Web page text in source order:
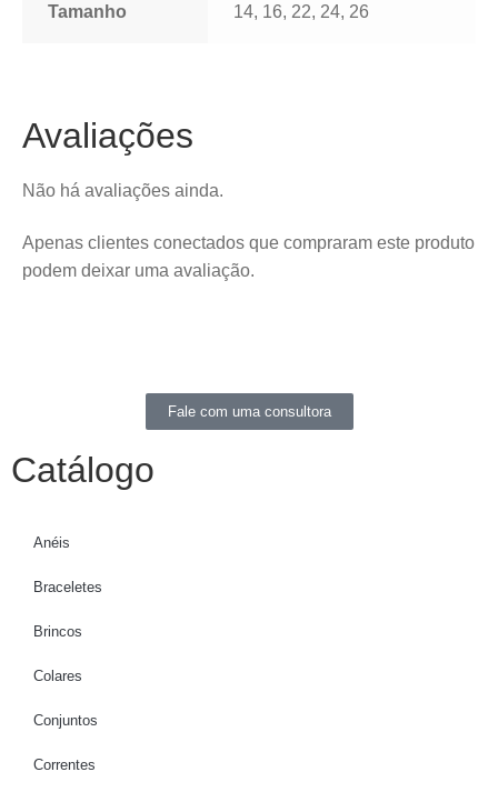
Tamanho 14, 16, 22, 24, 26
Avaliações
Não há avaliações ainda.
Apenas clientes conectados que compraram este produto
podem deixar uma avaliação.
Fale com uma consultora
Catálogo
Anéis
Braceletes
Brincos
Colares
Conjuntos
Correntes